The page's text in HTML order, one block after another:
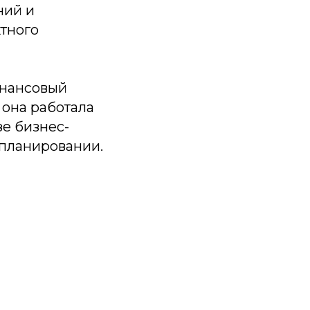
и
работала
бизнес-